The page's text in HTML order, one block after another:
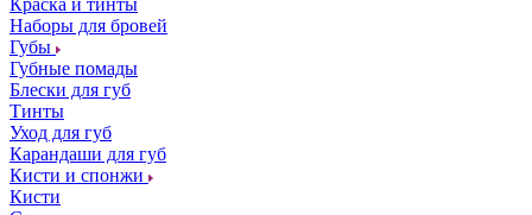
Краска и тинты
Наборы для бровей
Губы
Губные помады
Блески для губ
Тинты
Уход для губ
Карандаши для губ
Кисти и спонжи
Кисти